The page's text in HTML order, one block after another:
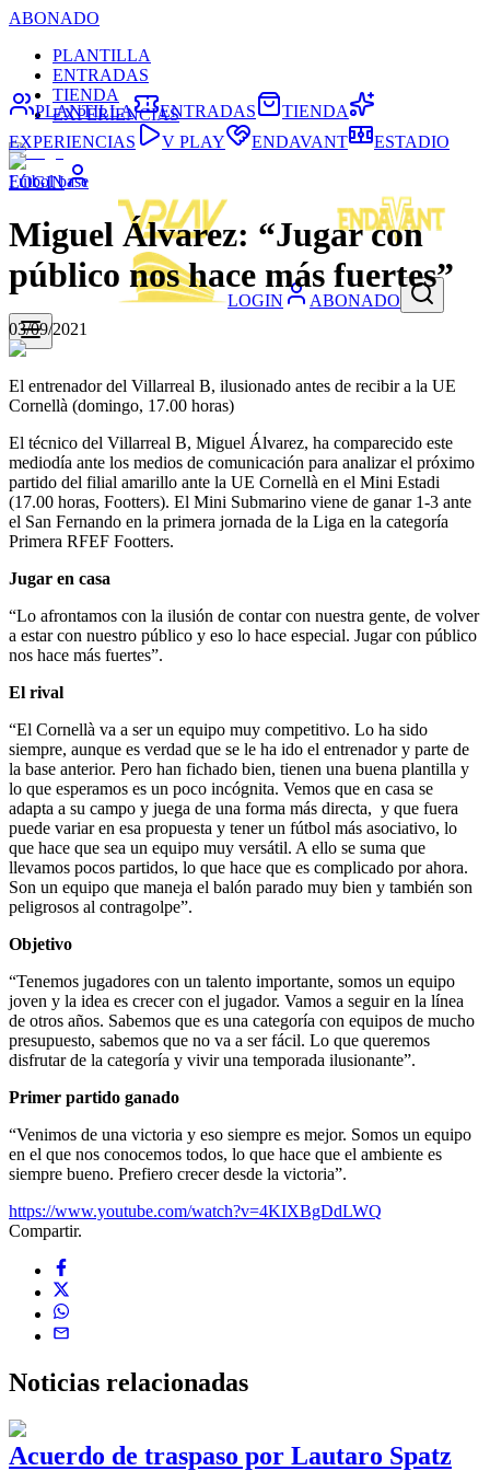
ABONADO
PLANTILLA
ENTRADAS
TIENDA
EXPERIENCIAS
LOGIN
LOGIN ABONADO
PLANTILLA ENTRADAS
TIENDA
EXPERIENCIAS
V PLAY ENDAVANT ESTADIO
Fútbol base
Miguel Álvarez: “Jugar con
público nos hace más fuertes”
03/09/2021
El entrenador del Villarreal B, ilusionado antes de recibir a la UE
Cornellà (domingo, 17.00 horas)
El técnico del Villarreal B, Miguel Álvarez, ha comparecido este
mediodía ante los medios de comunicación para analizar el próximo
partido del filial amarillo ante la UE Cornellà en el Mini Estadi
(17.00 horas, Footters). El Mini Submarino viene de ganar 1-3 ante
el San Fernando en la primera jornada de la Liga en la categoría
Primera RFEF Footters.
Jugar en casa
“Lo afrontamos con la ilusión de contar con nuestra gente, de volver
a estar con nuestro público y eso lo hace especial. Jugar con público
nos hace más fuertes”.
El rival
“El Cornellà va a ser un equipo muy competitivo. Lo ha sido
siempre, aunque es verdad que se le ha ido el entrenador y parte de
la base anterior. Pero han fichado bien, tienen una buena plantilla y
lo que esperamos es un poco incógnita. Vemos que en casa se
adapta a su campo y juega de una forma más directa, y que fuera
puede variar en esa propuesta y tener un fútbol más asociativo, lo
que hace que sea un equipo muy versátil. A ello se suma que
llevamos pocos partidos, lo que hace que es complicado por ahora.
Son un equipo que maneja el balón parado muy bien y también son
peligrosos al contragolpe”.
Objetivo
“Tenemos jugadores con un talento importante, somos un equipo
joven y la idea es crecer con el jugador. Vamos a seguir en la línea
de otros años. Sabemos que es una categoría con equipos de mucho
presupuesto, sabemos que no va a ser fácil. Lo que queremos
disfrutar de la categoría y vivir una temporada ilusionante”.
Primer partido ganado
“Venimos de una victoria y eso siempre es mejor. Somos un equipo
en el que nos conocemos todos, lo que hace que el ambiente es
siempre bueno. Prefiero crecer desde la victoria”.
https://www.youtube.com/watch?v=4KIXBgDdLWQ
Compartir.
Noticias relacionadas
Acuerdo de traspaso por Lautaro Spatz